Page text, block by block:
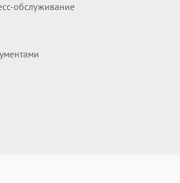
обслуживание